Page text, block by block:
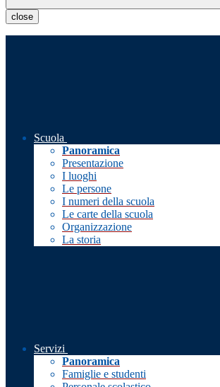
close
Scuola
Panoramica
Presentazione
I luoghi
Le persone
I numeri della scuola
Le carte della scuola
Organizzazione
La storia
Servizi
Panoramica
Famiglie e studenti